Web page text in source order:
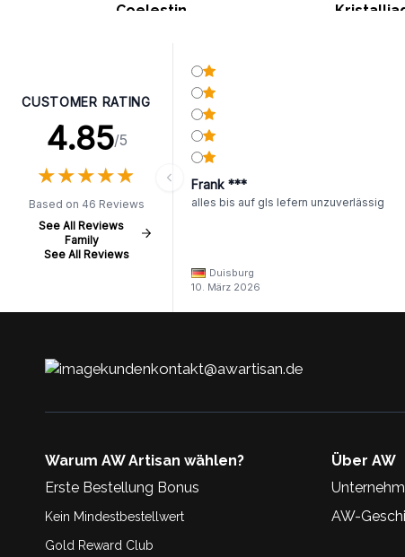
Coelestin
CUSTOMER RATING
4.85/5
★★★★★
★★★★★
Based on 46 Reviews
See All Reviews
Family
See All Reviews
Frank ***
alles bis auf gls lefern unzuverlässig
Duisburg
10. März 2026
kundenkontakt@awartisan.de
Warum AW Artisan wählen?
Erste Bestellung Bonus
Kein Mindestbestellwert
Gold Reward Club
Über AW
AW-